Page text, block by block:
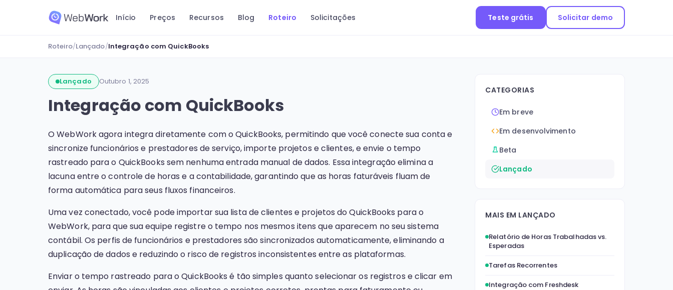
Início Preços Recursos Blog Roteiro Solicitações Teste grátis Solicitar demo
Roteiro/Lançado/Integração com QuickBooks
Lançado Outubro 1, 2025
Integração com QuickBooks
O WebWork agora integra diretamente com o QuickBooks, permitindo que você conecte sua conta e
sincronize funcionários e prestadores de serviço, importe projetos e clientes, e envie o tempo
rastreado para o QuickBooks sem nenhuma entrada manual de dados. Essa integração elimina a
lacuna entre o controle de horas e a contabilidade, garantindo que as horas faturáveis fluam de
forma automática para seus fluxos financeiros.
Uma vez conectado, você pode importar sua lista de clientes e projetos do QuickBooks para o
WebWork, para que sua equipe registre o tempo nos mesmos itens que aparecem no seu sistema
contábil. Os perfis de funcionários e prestadores são sincronizados automaticamente, eliminando a
duplicação de dados e reduzindo o risco de registros inconsistentes entre as plataformas.
Enviar o tempo rastreado para o QuickBooks é tão simples quanto selecionar os registros e clicar em
CATEGORIAS
Em breve
Em desenvolvimento
Beta
Lançado
MAIS EM LANÇADO
Relatório de Horas Trabalhadas vs.
Esperadas
Tarefas Recorrentes
Integração com Freshdesk